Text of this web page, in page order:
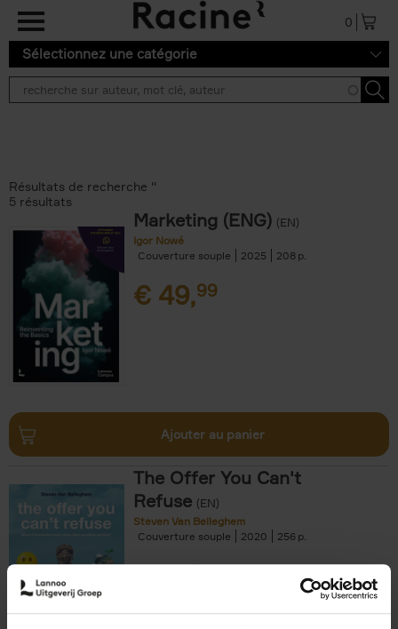
Aller au contenu principal
0
Sélectionnez une catégorie
Résultats de recherche ''
5 résultats
Marketing (ENG) (EN)
Igor Nowé
Couverture souple
2025 208
€ 49,99
Ajouter au panier
The Offer You Can't
Refuse (EN)
Steven Van Belleghem
Couverture souple
2020 256
€37,50